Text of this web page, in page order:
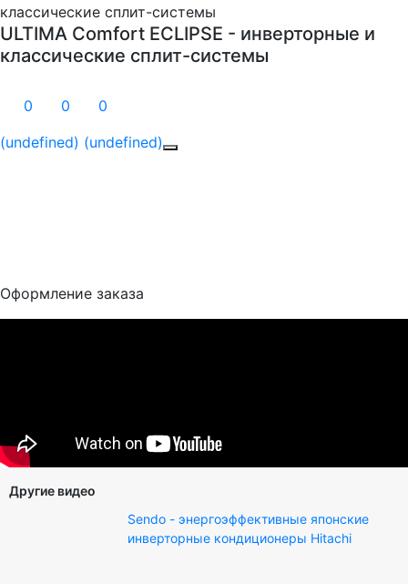
классические сплит-системы
ULTIMA Comfort ECLIPSE - инверторные и
классические сплит-системы
0 0
0
(undefined) (undefined)
Оформление заказа
Другие видео
Sendo - энергоэффективные японские
инверторные кондиционеры Hitachi